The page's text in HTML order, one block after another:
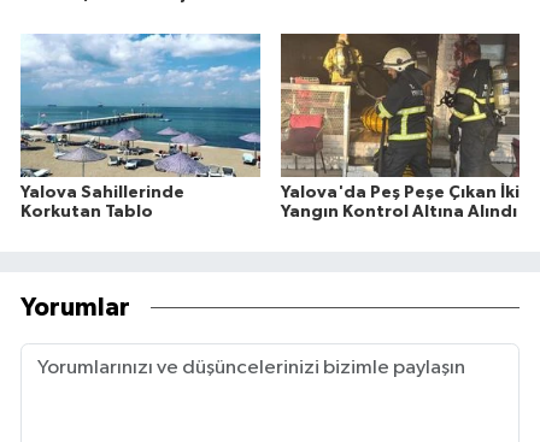
Yalova Sahillerinde
Korkutan Tablo
Yalova'da Peş Peşe Çıkan İki
Yangın Kontrol Altına Alındı
Yorumlar